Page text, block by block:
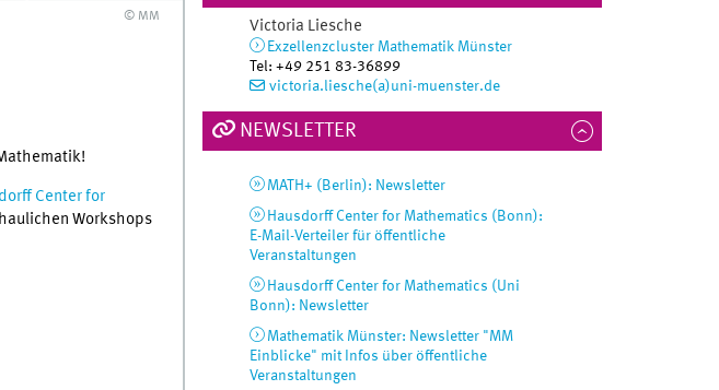
© MM
Center for
Workshops
Victoria Liesche
Exzellenzcluster Mathematik Münster
Tel:+49 251 83-36899
victoria.liesche(a)uni-muenster.de
NEWSLETTER
MATH+ (Berlin): Newsletter
Hausdorff Center for Mathematics (Bonn):
E-Mail-Verteiler für öffentliche
Veranstaltungen
Hausdorff Center for Mathematics (Uni
Bonn): Newsletter
Mathematik Münster: Newsletter "MM
Einblicke" mit Infos über öffentliche
Veranstaltungen